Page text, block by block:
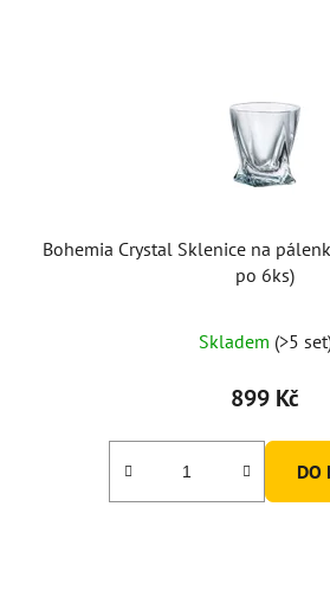
Bohemia Crystal Sklenice na
po 6ks)
produktu
5,0
Skladem (>5
899 Kč
DO